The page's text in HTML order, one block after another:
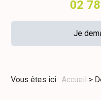
02
Je
Vous êtes ici : Accueil >